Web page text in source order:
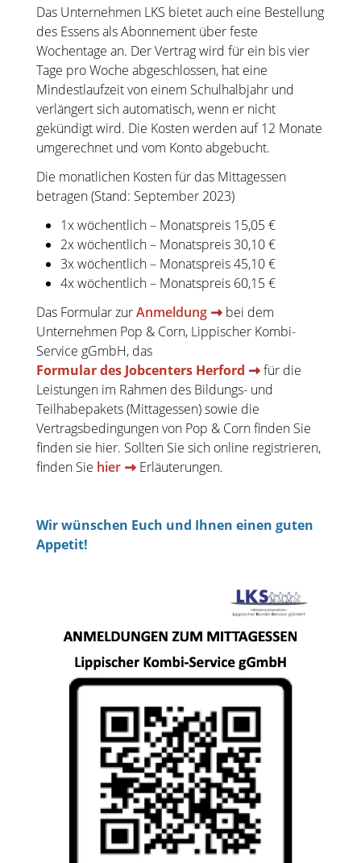
Das Unternehmen LKS bietet auch eine Bestellung
des Essens als Abonnement über feste
Wochentage an. Der Vertrag wird für ein bis vier
Tage pro Woche abgeschlossen, hat eine
Mindestlaufzeit von einem Schulhalbjahr und
verlängert sich automatisch, wenn er nicht
gekündigt wird. Die Kosten werden auf 12 Monate
umgerechnet und vom Konto abgebucht.
Die monatlichen Kosten für das Mittagessen
betragen (Stand: September 2023)
1x wöchentlich – Monatspreis 15,05 €
2x wöchentlich – Monatspreis 30,10 €
3x wöchentlich – Monatspreis 45,10 €
4x wöchentlich – Monatspreis 60,15 €
Das Formular zurAnmeldung
bei dem
Unternehmen Pop & Corn, Lippischer Kombi-
Service gGmbH, das
Formular des Jobcenters Herford
für die
Leistungen im Rahmen des Bildungs- und
Teilhabepakets (Mittagessen) sowie die
Vertragsbedingungen von Pop & Corn finden Sie
finden sie hier. Sollten Sie sich online registrieren,
finden Sie hier Erläuterungen.
Wir wünschen Euch und Ihnen einen guten
Appetit!